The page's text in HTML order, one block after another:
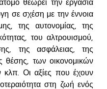
θεωρεί την εργασία
σε σχέση με την έννοια
της αυτονομίας, της
του αλτρουισμού,
της ασφάλειας, της
θέσης, των οικονομικών
Οι αξίες που έχουν
στη ζωή ενός